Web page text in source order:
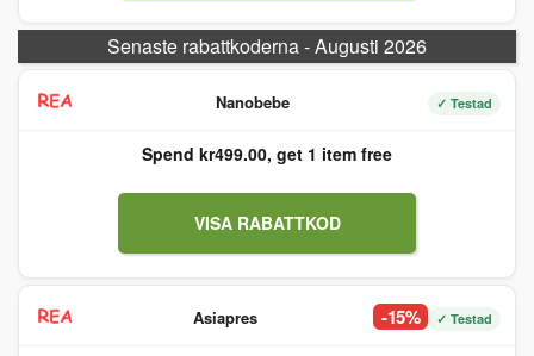
Senaste rabattkoderna - Augusti 2026
Nanobebe ✓ Testad
Spend kr499.00, get 1 item free
VISA RABATTKOD
Asiapres -15% ✓ Testad